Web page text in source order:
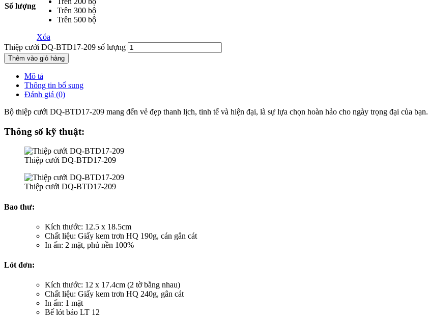
Số lượng
Trên 300 bộ
Trên 500 bộ
Xóa
Thiệp cưới DQ-BTD17-209 số lượng
Thêm vào giỏ hàng
Mô tả
Thông tin bổ sung
Đánh giá (0)
Bộ thiệp cưới DQ-BTD17-209 mang đến vẻ đẹp thanh lịch, tinh tế và hiện đại, là sự lựa chọn hoàn hảo cho ngày trọng đại của bạn.
Thông số kỹ thuật:
Thiệp cưới DQ-BTD17-209
Thiệp cưới DQ-BTD17-209
Bao thư:
Kích thước: 12.5 x 18.5cm
Chất liệu: Giấy kem trơn HQ 190g, cán gân cát
In ấn: 2 mặt, phủ nền 100%
Lót đơn:
Kích thước: 12 x 17.4cm (2 tờ bằng nhau)
Chất liệu: Giấy kem trơn HQ 240g, gân cát
In ấn: 1 mặt
Bế lót báo LT 12